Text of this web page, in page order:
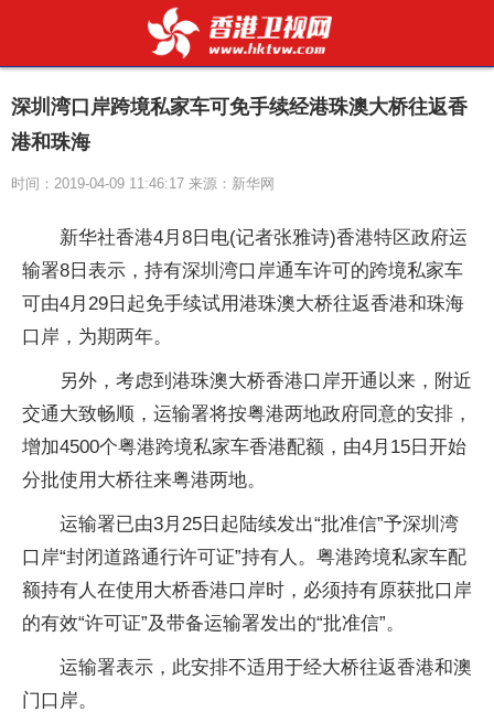
深圳湾口岸跨境私家车可免手续经港珠澳大桥往返香
港和珠海
时间：2019-04-09 11:46:17 来源：新华网
新华社香港4月8日电(记者张雅诗)香港特区政府运
输署8日表示，持有深圳湾口岸通车许可的跨境私家车
可由4月29日起免手续试用港珠澳大桥往返香港和珠海
口岸，为期两年。
另外，考虑到港珠澳大桥香港口岸开通以来，附近
交通大致畅顺，运输署将按粤港两地政府同意的安排，
增加4500个粤港跨境私家车香港配额，由4月15日开始
分批使用大桥往来粤港两地。
运输署已由3月25日起陆续发出“批准信”予深圳湾
口岸“封闭道路通行许可证”持有人。粤港跨境私家车配
额持有人在使用大桥香港口岸时，必须持有原获批口岸
的有效“许可证”及带备运输署发出的“批准信”。
运输署表示，此安排不适用于经大桥往返香港和澳
门口岸。